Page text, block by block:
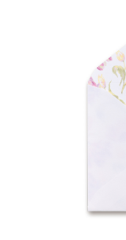
シリーズから探す